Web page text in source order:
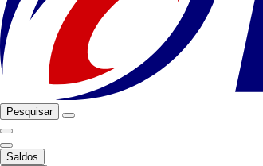
Pesquisar
Saldos